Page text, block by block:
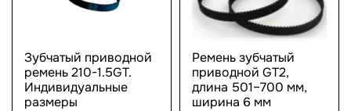
Зубчатый приводной
ремень 210-1.5GT.
Индивидуальные
размеры
Ремень зубчатый
приводной GT2,
длина 501–700 мм,
ширина 6 мм